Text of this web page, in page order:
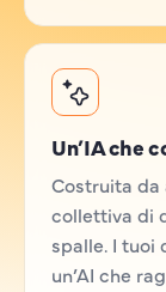
Un’IA che
Costruita da
collettiva di
spalle. I tuoi
un’AI che